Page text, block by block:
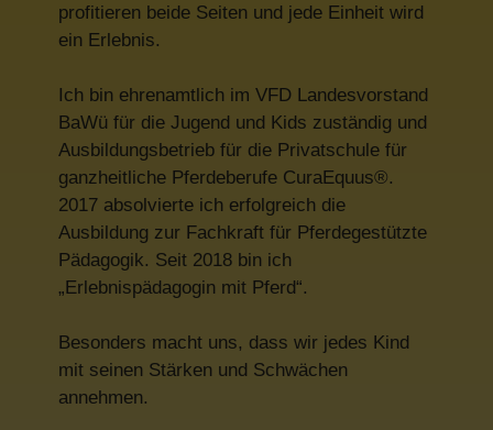
profitieren beide Seiten und jede Einheit wird
ein Erlebnis.
Ich bin ehrenamtlich im VFD Landesvorstand
BaWü für die Jugend und Kids zuständig und
Ausbildungsbetrieb für die Privatschule für
ganzheitliche Pferdeberufe CuraEquus®.
2017 absolvierte ich erfolgreich die
Ausbildung zur Fachkraft für Pferdegestützte
Pädagogik. Seit 2018 bin ich
„Erlebnispädagogin mit Pferd“.
Besonders macht uns, dass wir jedes Kind
mit seinen Stärken und Schwächen
annehmen.